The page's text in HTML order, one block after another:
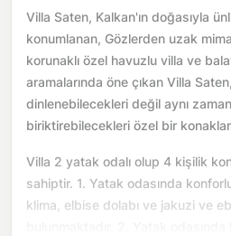
Villa Saten, Kalkan'ın doğasıyla
konumlanan, Gözlerden uzak
korunaklı özel havuzlu villa ve
aramalarında öne çıkan Villa
dinlenebilecekleri değil aynı
biriktirebilecekleri özel bir
Villa 2 yatak odalı olup 4 kişilik
sahiptir. 1. Yatak odasında
klima, elbise dolabı ve jakuzi ve